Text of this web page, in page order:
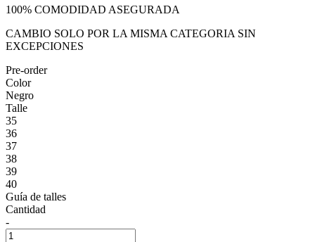
100% COMODIDAD ASEGURADA
CAMBIO SOLO POR LA MISMA CATEGORIA SIN
EXCEPCIONES
Pre-order
Color
Negro
Talle
35
36
37
38
39
40
Guía de talles
Cantidad
-